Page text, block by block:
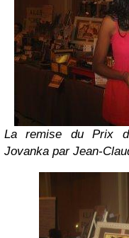
La remise du Prix
Jovanka par Jean-